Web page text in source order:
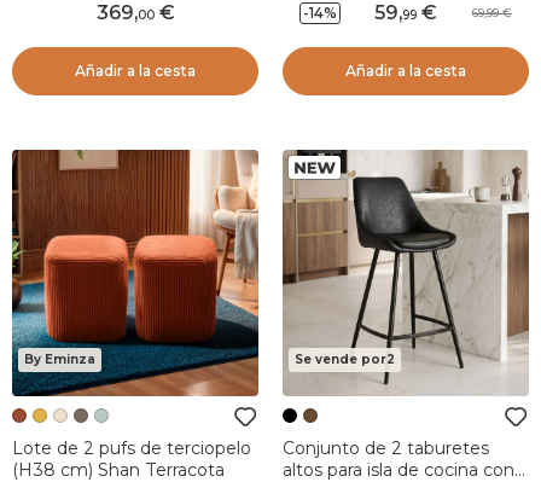
369,00
Añadir a la cesta
-14% 59,99 69,99
Añadir a la cesta
By Eminza
Lote de 2 pufs de terciopelo
(H38 cm) Shan Terracota
Se vende por2
Conjunto de 2 taburetes
altos para isla de cocina con